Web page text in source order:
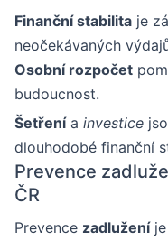
Finanční stabilita je
neočekávaných
Osobní rozpočet
budoucnost.
Šetřenía investice
dlouhodobé finanční
Prevence
ČR
Prevence zadluženíje